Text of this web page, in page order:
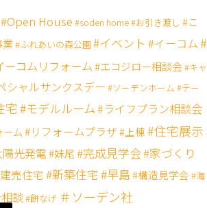
#Open House #soden home#お引き渡し #こ
業#ふれあいの森公園 #イベント #イーコム#
ーコムリフォーム#エコジロー相談会#キャ
シャルサンクスデー #ソーデンホーム #テー
宅 #モデルルーム#ライフプラン相談会
ーム#リフォームプラザ#上棟#住宅展示
光発電#妹尾#完成見学会#家づくり
売住宅 #新築住宅#早島#構造見学会 #海
談#餅なげ ＃ソーデン社